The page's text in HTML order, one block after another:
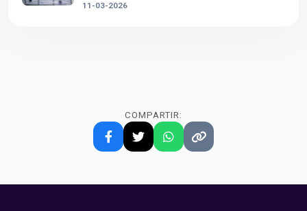
11-03-2026
COMPARTIR: